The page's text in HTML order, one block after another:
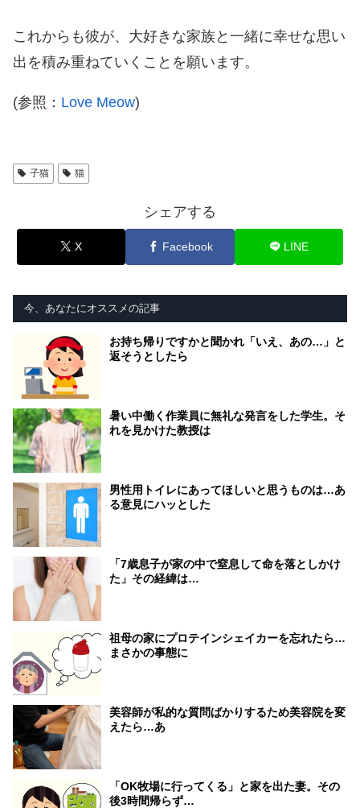
これからも彼が、大好きな家族と一緒に幸せな思い
出を積み重ねていくことを願います。
(参照： Love Meow)
子猫 猫
シェアする
X Facebook LINE
今、あなたにオススメの記事
お持ち帰りですかと聞かれ「いえ、あの…」と
返そうとしたら
暑い中働く作業員に無礼な発言をした学生。そ
れを見かけた教授は
男性用トイレにあってほしいと思うものは…あ
る意見にハッとした
「7歳息子が家の中で窒息して命を落としかけ
た」その経緯は…
祖母の家にプロテインシェイカーを忘れたら…
まさかの事態に
美容師が私的な質問ばかりするため美容院を変
えたら…あ
「OK牧場に行ってくる」と家を出た妻。その
後3時間帰らず…